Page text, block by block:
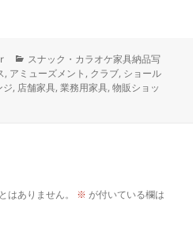
カ
テ
ゴ
スナック・カラオケ家具納品写
, アミューズメント , クラブ, ショール
ジ, 店舗家具,業務用家具,物販ショッ
はありません。 ※ が付いている欄は